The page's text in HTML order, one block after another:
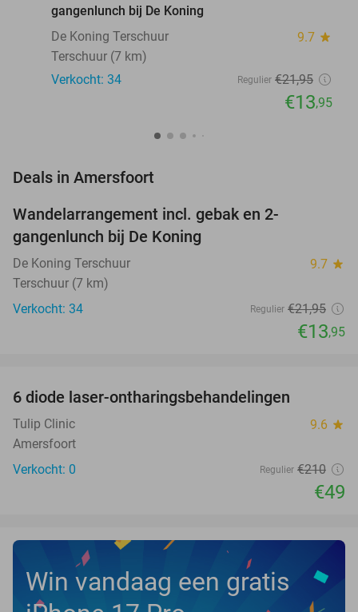
gangenlunch bij De Koning
De Koning Terschuur
9.7 star
Terschuur (7 km)
Verkocht: 34
Regulier €21,95
€13,95
Deals in Amersfoort
TODAY
Wandelarrangement incl. gebak en 2-
gangenlunch bij De Koning
De Koning Terschuur 9.7 star
Terschuur (7 km)
Verkocht: 34
Regulier €21,95
€13,95
TODAY
6 diode laser-ontharingsbehandelingen
Tulip Clinic 9.6 star
Amersfoort
Verkocht: 0
Regulier €210
€49
Win vandaag een gratis